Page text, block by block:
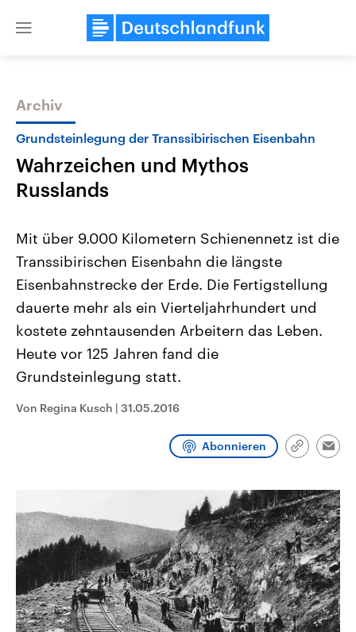
Close
Themen
Landtagswahl Sachsen-Anhalt
2026
Alle Informationen
Sachsen-Anhalt wählt am 6.
September 2026 einen neuen
Landtag. Seit 2021 wird das
Bundesland von einer Koalition aus
Umfragen, Prognosen,
und Hintergründe zu den Parteien
und Kandidaten der anstehenden
USA
Aktuelle Beiträge,
Hintergründe
Wirtschaftlich und
gehören die Vereinigten
den mächtigsten Ländern
mit großem Einfluss auf
Sendungen Programm
Archiv
Grundsteinlegung der Transsibirischen Eisenbahn
Wahrzeichen und Mythos
Russlands
Mit über 9.000 Kilometern Schienennetz ist die
Transsibirischen Eisenbahn die längste
Eisenbahnstrecke der Erde. Die Fertigstellung
dauerte mehr als ein Vierteljahrhundert und
kostete zehntausenden Arbeitern das Leben.
Heute vor 125 Jahren fand die
Grundsteinlegung statt.
Von Regina Kusch | 31.05.2016
Abonnieren
Link